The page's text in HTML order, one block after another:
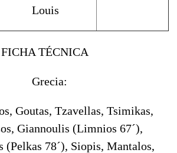
Louis
FICHA TÉCNICA
Grecia:
Goutas, Tzavellas, Tsimikas,
Giannoulis (Limnios 67´),
(Pelkas 78´), Siopis, Mantalos,